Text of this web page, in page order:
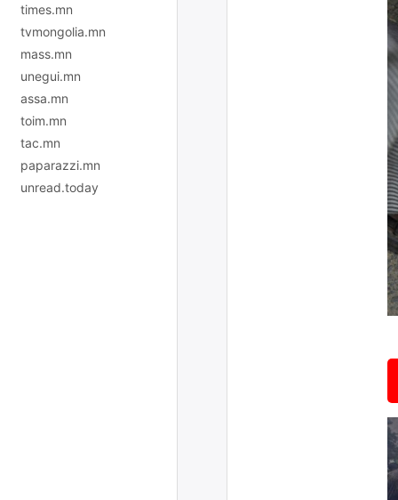
times.mn
tvmongolia.mn
mass.mn
unegui.mn
assa.mn
toim.mn
tac.mn
paparazzi.mn
unread.today